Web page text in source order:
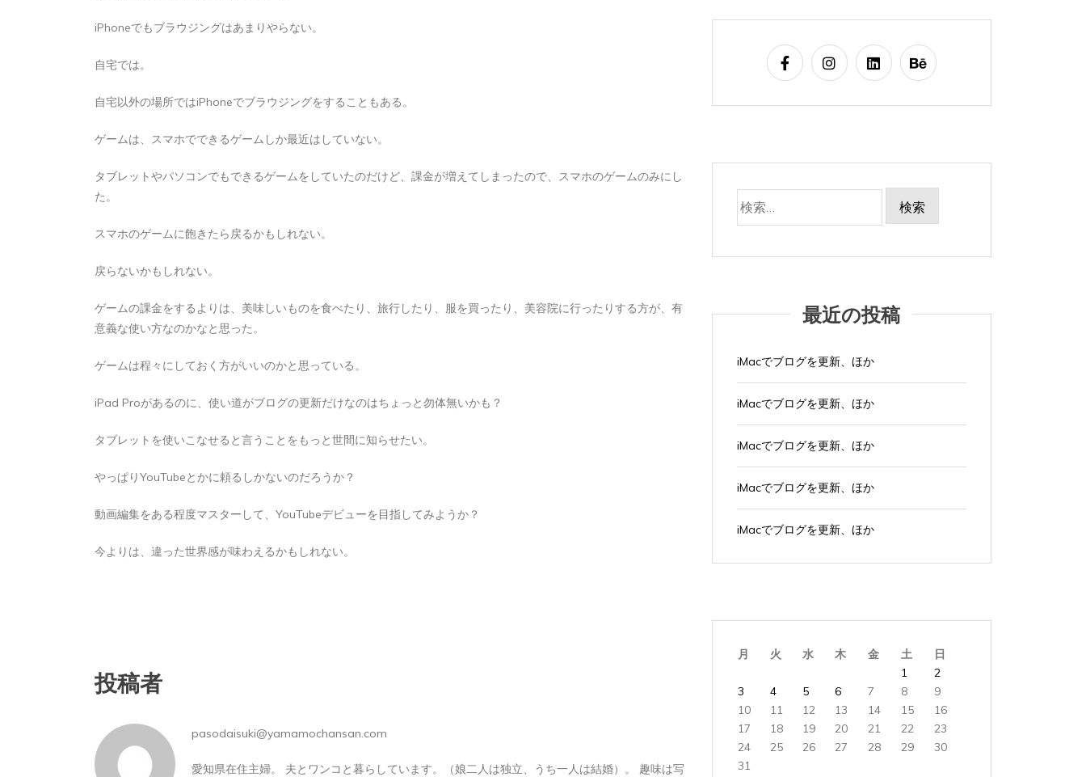
iPhoneでもブラウジングはあまりやらない。
自宅では。
自宅以外の場所ではiPhoneでブラウジングをすることもある。
ゲームは、スマホでできるゲームしか最近はしていない。
タブレットやパソコンでもできるゲームをしていたのだけど、課金が増えてしまったので、スマホのゲームのみにし
た。
スマホのゲームに飽きたら戻るかもしれない。
戻らないかもしれない。
ゲームの課金をするよりは、美味しいものを食べたり、旅行したり、服を買ったり、美容院に行ったりする方が、有
意義な使い方なのかなと思った。
ゲームは程々にしておく方がいいのかと思っている。
iPad Proがあるのに、使い道がブログの更新だけなのはちょっと勿体無いかも？
タブレットを使いこなせると言うことをもっと世間に知らせたい。
やっぱりYouTubeとかに頼るしかないのだろうか？
動画編集をある程度マスターして、YouTubeデビューを目指してみようか？
今よりは、違った世界感が味わえるかもしれない。
投稿者
pasodaisuki@yamamochansan.com
愛知県在住主婦。 夫とワンコと暮らしています。（娘二人は独立、うち一人は結婚）。 趣味は写
索:
最近の投稿
iMacでブログを更新、ほか
iMacでブログを更新、ほか
iMacでブログを更新、ほか
iMacでブログを更新、ほか
iMacでブログを更新、ほか
月 火 水 木 金 土
日
1
2
3
4 5 6 7 8
9
10
11 12 13 14 15
16
17
18 19 20 21 22
23
24
25 26 27 28 29
30
31